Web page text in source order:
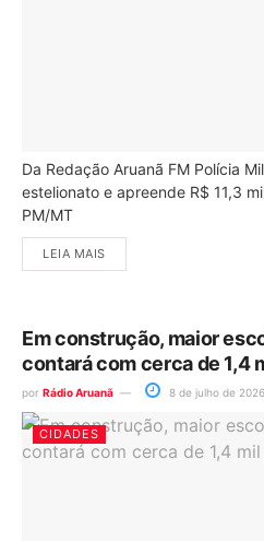
Da Redação Aruanã FM Polícia
estelionato e apreende R$ 11,3
PM/MT
LEIA MAIS
Em construção, maior
contará com cerca de 1,4
por Rádio Aruanã 8 de julho de 2026
CIDADES